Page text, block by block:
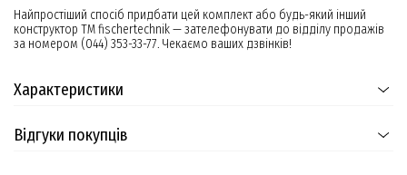
Найпростіший спосіб придбати цей комплект або будь-який інший
конструктор ТМ fisсhertechnik — зателефонувати до відділу продажів
за номером (044) 353-33-77. Чекаємо ваших дзвінків!
Характеристики
Відгуки покупців